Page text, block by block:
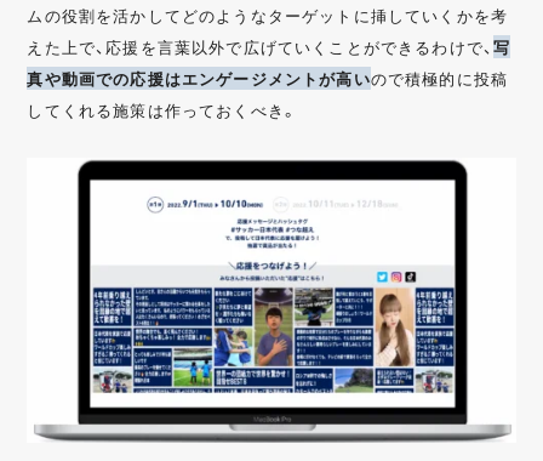
ムの役割を活かしてどのようなターゲットに挿していくかを考
えた上で、応援を言葉以外で広げていくことができるわけで、写
真や動画での応援はエンゲージメントが高いので積極的に投稿
してくれる施策は作っておくべき。